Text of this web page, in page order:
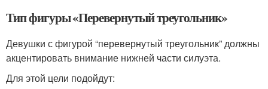
Тип фигуры «Перевернутый треугольник»
Девушки с фигурой “перевернутый треугольник” должны
акцентировать внимание нижней части силуэта.
Для этой цели подойдут: